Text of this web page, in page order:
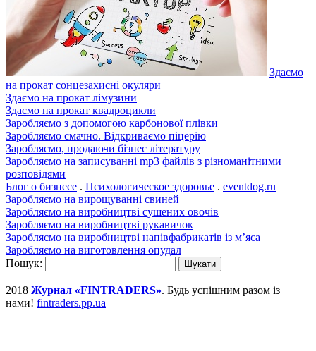
Здаємо
на прокат сонцезахисні окуляри
Здаємо на прокат лімузини
Здаємо на прокат квадроцикли
Заробляємо з допомогою карбонової плівки
Заробляємо смачно. Відкриваємо піцерію
Заробляємо, продаючи бізнес літературу
Заробляємо на записуванні mp3 файлів з різноманітними
розповідями
Блог о бизнесе . Психологическое здоровье . eventdog.ru
Заробляємо на вирощуванні свиней
Заробляємо на виробництві сушених овочів
Заробляємо на виробництві рукавичок
Заробляємо на виробництві напівфабрикатів із м’яса
Заробляємо на виготовлення опудал
Пошук:
2018 Журнал «FINTRADERS». Будь успішним разом із
нами! fintraders.pp.ua